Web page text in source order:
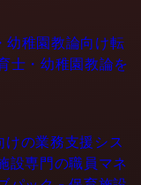
幼稚園教論向け転
士・幼稚園教論を
の業務支援シス
設専門の職員マネ